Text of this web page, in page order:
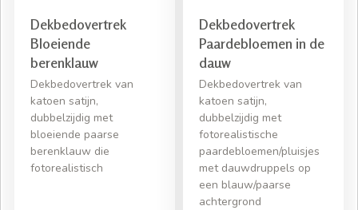
Dekbedovertrek
Bloeiende
berenklauw
Dekbedovertrek van
katoen satijn,
dubbelzijdig met
bloeiende paarse
berenklauw die
fotorealistisch
Dekbedovertrek
Paardebloemen in de
dauw
Dekbedovertrek van
katoen satijn,
dubbelzijdig met
fotorealistische
paardebloemen/pluisjes
met dauwdruppels op
een blauw/paarse
achtergrond